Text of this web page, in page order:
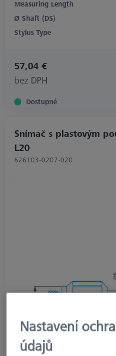
Measuring Length
Ø Shaft (DS)
Stylus Type
57,04 €
bez DPH
Dostupné
Snímač s plastovým
L20
626103-0207-020
Nastavení
údajů